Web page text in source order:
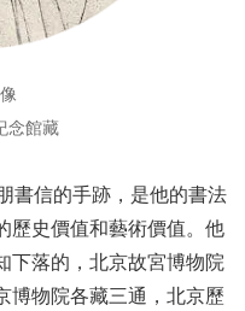
念館藏
信的手跡，是他的書法
歷史價值和藝術價值。他
下落的，北京故宮博物院
博物院各藏三通，北京歷